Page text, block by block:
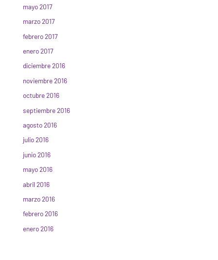
mayo 2017
marzo 2017
febrero 2017
enero 2017
diciembre 2016
noviembre 2016
octubre 2016
septiembre 2016
agosto 2016
julio 2016
junio 2016
mayo 2016
abril 2016
marzo 2016
febrero 2016
enero 2016